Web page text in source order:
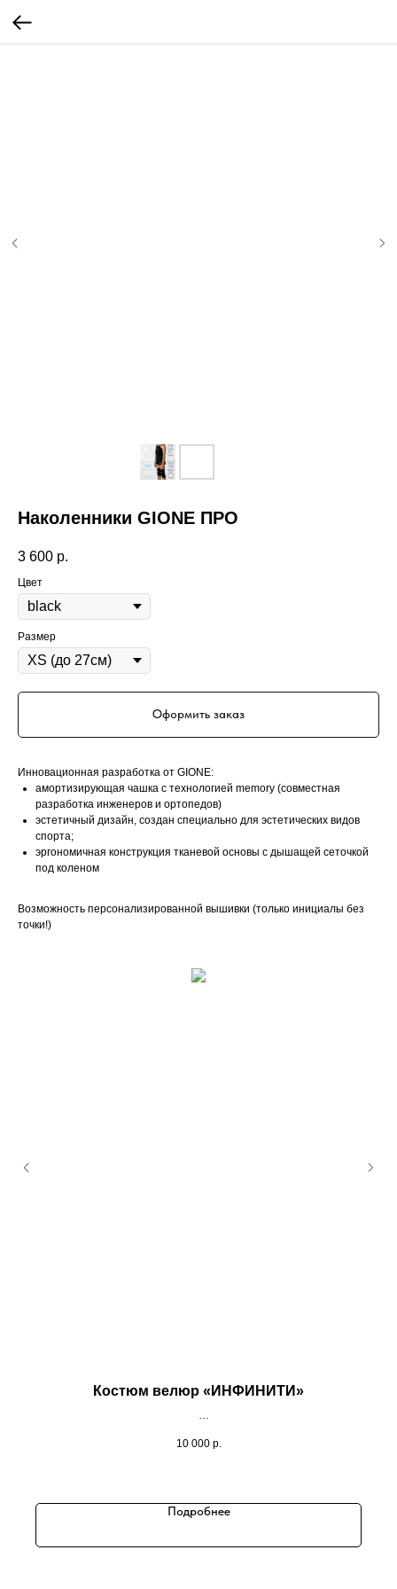
Наколенники GIONE ПРО
3 600 р.
Цвет
Размер
Оформить заказ
Инновационная разработка от GIONE:
амортизирующая чашка с технологией memory (совместная
разработка инженеров и ортопедов)
эстетичный дизайн, создан специально для эстетических видов
спорта;
эргономичная конструкция тканевой основы с дышащей сеточкой
под коленом
Возможность персонализированной вышивки (только инициалы без
точки!)
Костюм велюр «ИНФИНИТИ»
10 000 р.
Подробнее